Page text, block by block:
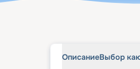
ОписаниеВыбор